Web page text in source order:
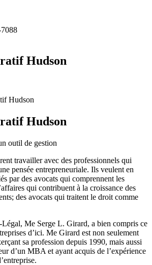
Hudson
Hudson
Hudson
outil de gestion
travailler avec des professionnels qui
pensée entrepreneuriale. Ils veulent en
par des avocats qui comprennent les
qui contribuent à la croissance des
des avocats qui traitent le droit comme
Me Serge L. Girard, a bien compris ce
d’ici. Me Girard est non seulement
sa profession depuis 1990, mais aussi
d’un MBA et ayant acquis de l’expérience